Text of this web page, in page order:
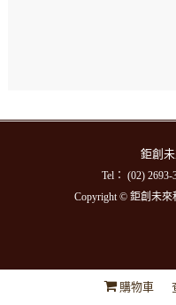
購物車
鉅創
Tel： (02)
Copyright © 鉅創未來